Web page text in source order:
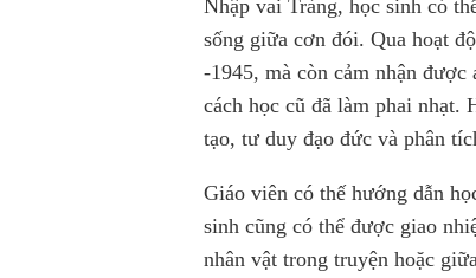
Nhập vai Tràng, học sinh có
sống giữa cơn đói. Qua hoạt
-1945, mà còn cảm nhận
cách học cũ đã làm phai nhạt.
tạo, tư duy đạo đức và phân
Giáo viên có thế hướng dẫn
sinh cũng có thể được giao
nhân vật trong truyện hoặc